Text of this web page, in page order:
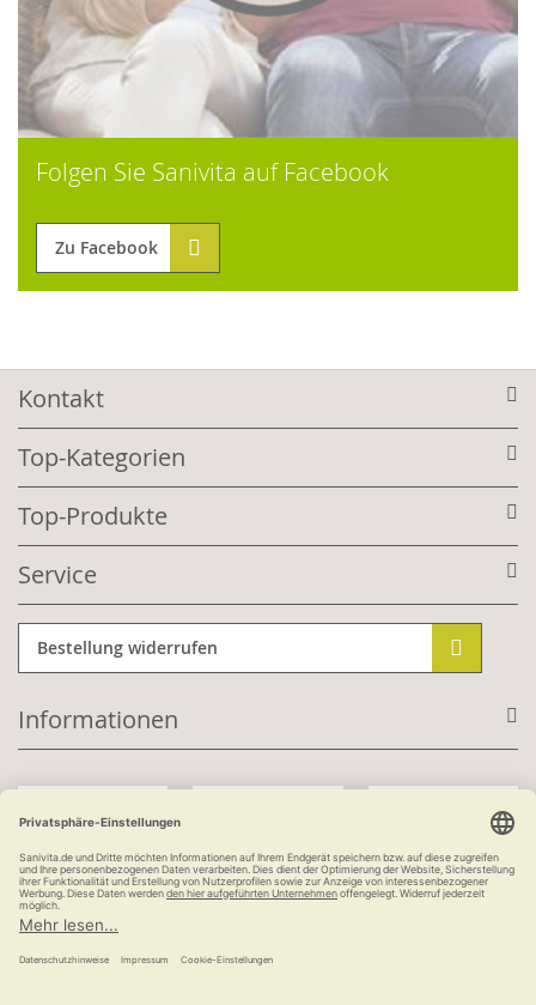
Folgen Sie Sanivita auf Facebook
Zu Facebook
Kontakt
Top-Kategorien
Top-Produkte
Service
Bestellung widerrufen
Informationen
Kauf auf Rechnung